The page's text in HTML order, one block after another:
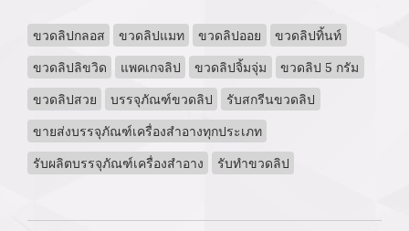
ขวดลิปกลอส ขวดลิปแมท ขวดลิปออย
ขวดลิปทิ้นท์
ขวดลิปลิขวิด
แพคเกจลิป ขวดลิปจิ้มจุ่ม
ขวดลิป 5 กรัม
ขวดลิปสวย
บรรจุภัณฑ์ขวดลิป
รับสกรีนขวดลิป
ขายส่งบรรจุภัณฑ์เครื่องสำอางทุกประเภท
รับผลิตบรรจุภัณฑ์เครื่องสำอาง
รับทำขวดลิป